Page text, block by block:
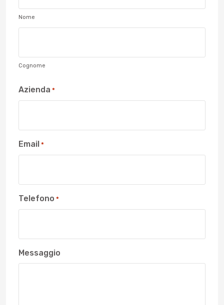
Nome
Cognome
Azienda *
Email *
Telefono *
Messaggio